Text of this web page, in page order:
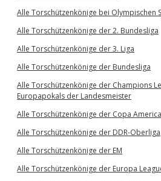
Alle Torschützenkönige bei Olympischen
Alle Torschützenkönige der 2. Bundesliga
Alle Torschützenkönige der 3. Liga
Alle Torschützenkönige der Bundesliga
Alle Torschützenkönige der Champions
Europapokals der Landesmeister
Alle Torschützenkönige der Copa America
Alle Torschützenkönige der DDR-Oberliga
Alle Torschützenkönige der EM
Alle Torschützenkönige der Europa